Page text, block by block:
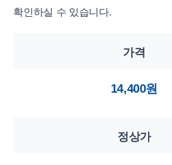
확인하실 수 있습니다.
가격
14,400원
정상가